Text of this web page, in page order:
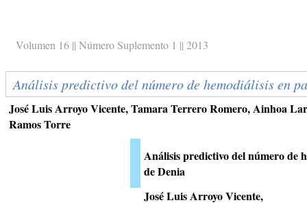
Volumen 16 || Número Suplemento 1 || 2013
Análisis predictivo del número de hemodiálisis en
José Luis Arroyo Vicente, Tamara Terrero Romero, Ainhoa
Ramos Torre
Análisis predictivo del número de
de Denia
José Luis Arroyo Vicente,